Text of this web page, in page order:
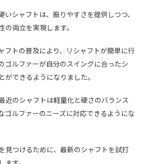
シャフトは、振りやすさを提供しつつ、
両立を実現します。
フトの普及により、リシャフトが簡単に行
ゴルファーが自分のスイングに合ったシ
ができるようになりました。
近のシャフトは軽量化と硬さのバランス
ゴルファーのニーズに対応できるようにな
見つけるために、最新のシャフトを試打